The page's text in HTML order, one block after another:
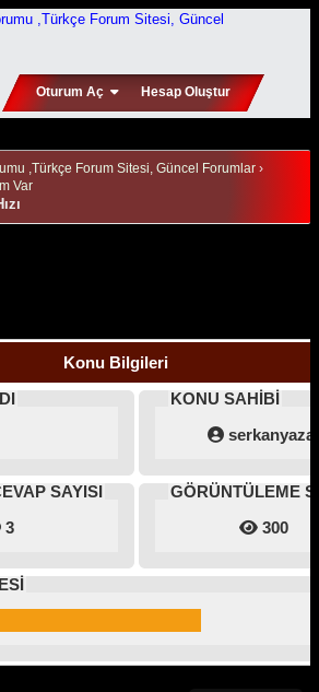
Oturum Aç Hesap Oluştur
,Türkçe Forum Sitesi, Güncel Forumlar ›
Var
Konu Bilgileri
KONU SAHİBİ
SAYISI
3
GÖRÜNTÜLEME
300